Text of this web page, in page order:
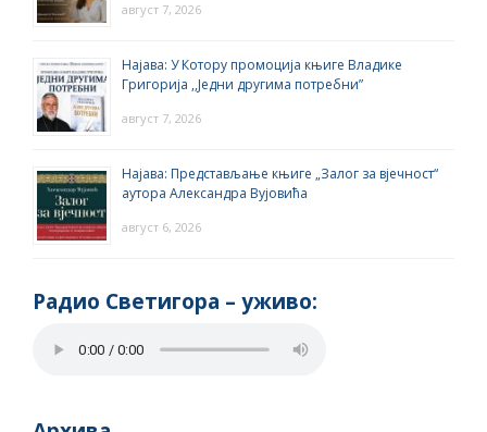
август 7, 2026
Најава: У Котору промоција књиге Владике
Григорија ,,Једни другима потребни”
август 7, 2026
Најава: Представљање књиге „Залог за вјечност“
аутора Александра Вујовића
август 6, 2026
Радио Светигора – yживо: